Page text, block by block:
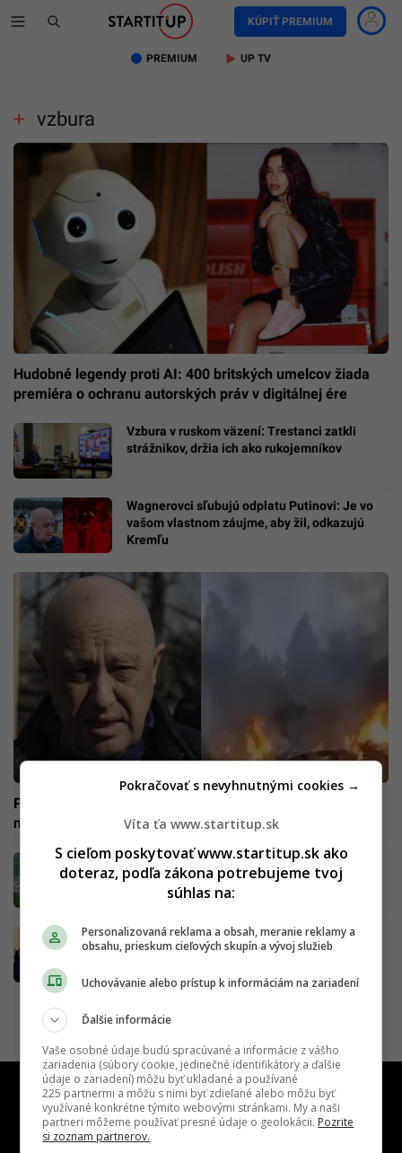
KÚPIŤ PREMIUM
PREMIUM UP TV
vzbura
Hudobné legendy proti AI: 400 britských umelcov žiada
premiéra o ochranu autorských práv v digitálnej ére
Vzbura v ruskom väzení: Trestanci zatkli
strážnikov, držia ich ako rukojemníkov
Wagnerovci sľubujú odplatu Putinovi: Je vo
vašom vlastnom záujme, aby žil, odkazujú
Kremľu
Príbeh Prigožina, „Putinovho kuchára“: Bol verný Kremľu,
no navaril mu porciu hanby aj s donáškou
Krvavá vzbura v Leopoldove: Dozorcovia sa
pokúsili najprv vyjednávať, nastal masaker
Toto vláda nedomyslela: V Košiciach a v
Bratislave bude štrajk MHD. Chýbajú im
Víta ťa www.startitup.sk
S cieľom poskytovať www.startitup.sk ako
doteraz, podľa zákona potrebujeme tvoj
súhlas na:
Personalizovaná reklama a obsah, meranie reklamy a
obsahu, prieskum cieľových skupín a vývoj služieb
Uchovávanie alebo prístup k informáciám na zariadení
Ďalšie informácie
Vaše osobné údaje budú spracúvané a informácie z vášho
zariadenia (súbory cookie, jedinečné identifikátory a ďalšie
údaje o zariadení) môžu byť ukladané a používané
225 partnermi a môžu s nimi byť zdieľané alebo môžu byť
využívané konkrétne týmito webovými stránkami. My a naši
partneri môžeme používať presné údaje o geolokácii. Pozrite
si zoznam partnerov.
Pokračovať s nevyhnutnými cookies →